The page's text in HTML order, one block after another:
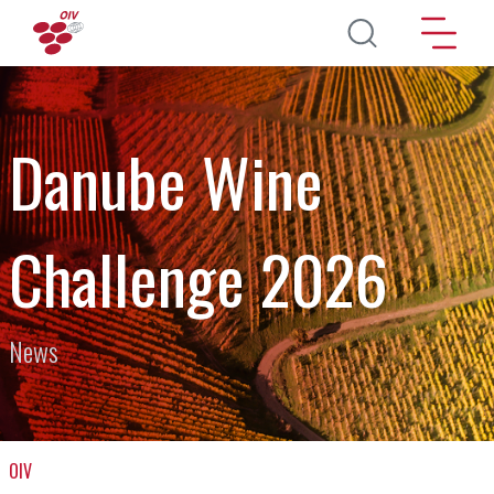
Aller au contenu principal
Danube Wine
Challenge 2026
News
OIV